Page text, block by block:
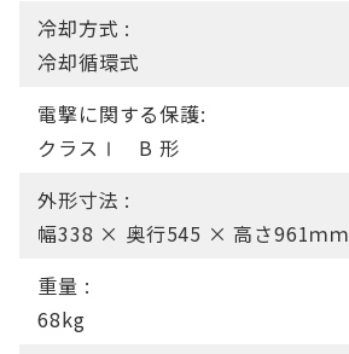
冷却方式 :
冷却循環式
電撃に関する保護:
クラスⅠ B 形
外形寸法 :
幅338 × 奥行545 × 高さ961ｍｍ
重量 :
68kg